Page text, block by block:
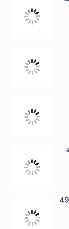
أسعار ومواصفات ومميزات شاشة توشيبا سمارت 49